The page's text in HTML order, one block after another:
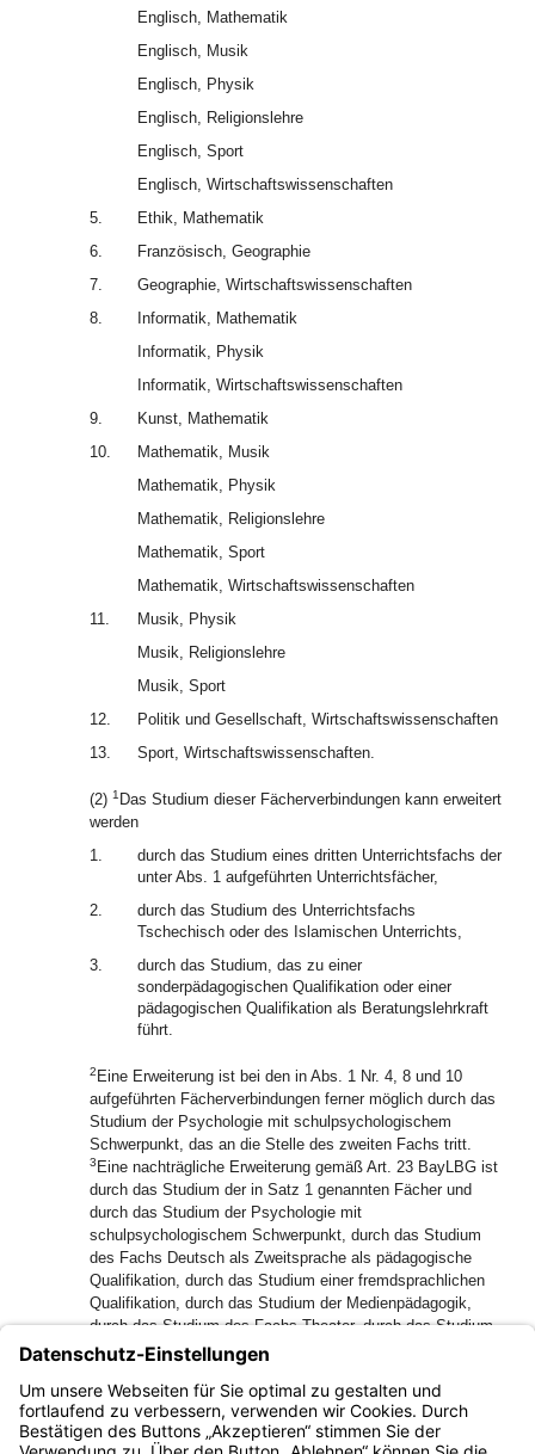
Englisch, Mathematik
Englisch, Musik
Englisch, Physik
Englisch, Religionslehre
Englisch, Sport
Englisch, Wirtschaftswissenschaften
5.
Ethik, Mathematik
6.
Französisch, Geographie
7.
Geographie, Wirtschaftswissenschaften
8.
Informatik, Mathematik
Informatik, Physik
Informatik, Wirtschaftswissenschaften
9.
Kunst, Mathematik
10.
Mathematik, Musik
Mathematik, Physik
Mathematik, Religionslehre
Mathematik, Sport
Mathematik, Wirtschaftswissenschaften
11.
Musik, Physik
Musik, Religionslehre
Musik, Sport
12.
Politik und Gesellschaft, Wirtschaftswissenschaften
13.
Sport, Wirtschaftswissenschaften.
(2) 1 Das Studium dieser Fächerverbindungen kann erweitert
werden
1.
durch das Studium eines dritten Unterrichtsfachs der
unter Abs. 1 aufgeführten Unterrichtsfächer,
2.
durch das Studium des Unterrichtsfachs
Tschechisch oder des Islamischen Unterrichts,
3.
durch das Studium, das zu einer
sonderpädagogischen Qualifikation oder einer
pädagogischen Qualifikation als Beratungslehrkraft
führt.
2 Eine Erweiterung ist bei den in Abs. 1 Nr. 4, 8 und 10
aufgeführten Fächerverbindungen ferner möglich durch das
Studium der Psychologie mit schulpsychologischem
Schwerpunkt, das an die Stelle des zweiten Fachs tritt.
3 Eine nachträgliche Erweiterung gemäß Art. 23 BayLBG ist
durch das Studium der in Satz 1 genannten Fächer und
durch das Studium der Psychologie mit
schulpsychologischem Schwerpunkt, durch das Studium
des Fachs Deutsch als Zweitsprache als pädagogische
Qualifikation, durch das Studium einer fremdsprachlichen
Qualifikation, durch das Studium der Medienpädagogik,
durch das Studium des Fachs Theater, durch das Studium
des Fachs Individuelle Förderung von Schülerinnen und
Schülern, durch das Studium der Pädagogik bei Autismus-
Spektrum-Störungenoder durch das Studium des Fachs
Bildung für nachhaltige Entwicklung möglich.